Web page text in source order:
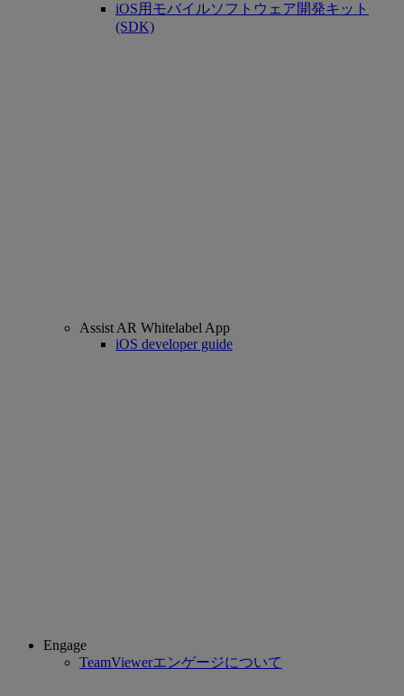
iOS用モバイルソフトウェア開発キット
(SDK)
Assist AR Whitelabel App
iOS developer guide
Engage
TeamViewerエンゲージについて